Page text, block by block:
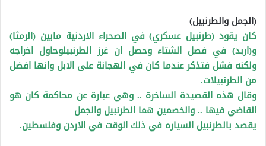
(الجمل والطرنبيل)
كان يقود (طرنبيل عسكري) في الصحراء الاردنية مابين (الرمثا)
و(اربد) في فصل الشتاء وحصل ان غرز الطرنبيلوحاول اخراجه
ولكنه فشل فتذكر عندما كان في الهجانة على الابل وانها افضل
من الطرنبيلات.
وقال هذه القصيدة الساخرة .. وهي عبارة عن محاكمة كان هو
القاضي فيها .. والخصمين هما الطرنبيل والجمل
يقصد بالطرنبيل السياره في ذلك الوقت في الاردن وفلسطين.